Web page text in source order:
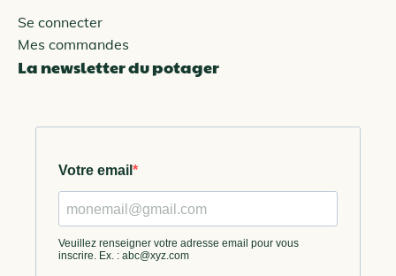
Se connecter
Mes commandes
La newsletter du potager